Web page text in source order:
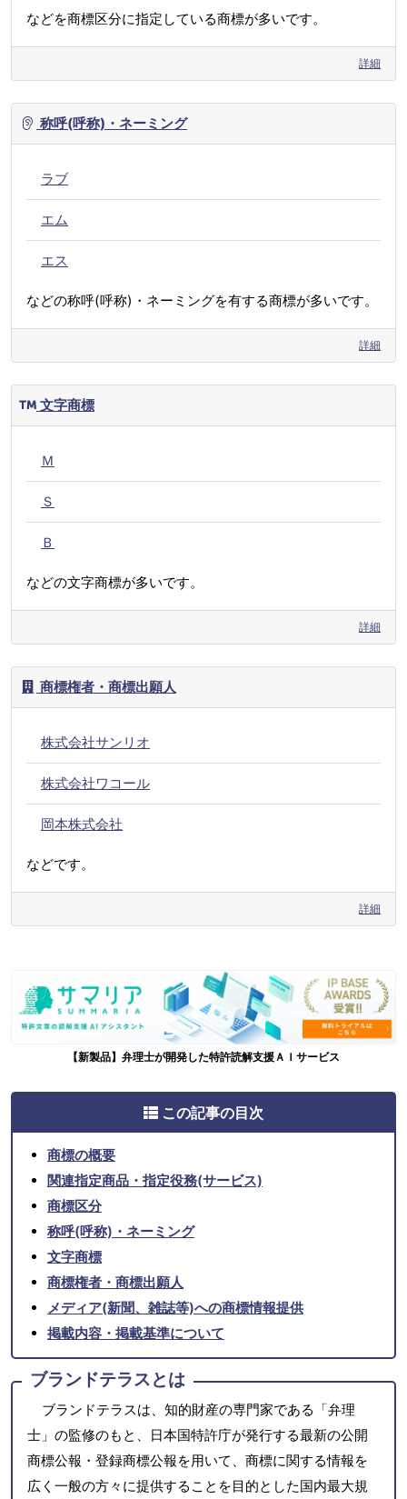
などを商標区分に指定している商標が多いです。
詳細
称呼(呼称)・ネーミング
ラブ
エム
エス
などの称呼(呼称)・ネーミングを有する商標が多いです。
詳細
文字商標
Ｍ
Ｓ
Ｂ
などの文字商標が多いです。
詳細
商標権者・商標出願人
株式会社サンリオ
株式会社ワコール
岡本株式会社
などです。
詳細
【新製品】弁理士が開発した特許読解支援ＡＩサービス
この記事の目次
商標の概要
関連指定商品・指定役務(サービス)
商標区分
称呼(呼称)・ネーミング
文字商標
商標権者・商標出願人
メディア(新聞、雑誌等)への商標情報提供
掲載内容・掲載基準について
ブランドテラスとは
ブランドテラスは、知的財産の専門家である「弁理
士」の監修のもと、日本国特許庁が発行する最新の公開
商標公報・登録商標公報を用いて、商標に関する情報を
広く一般の方々に提供することを目的とした国内最大規